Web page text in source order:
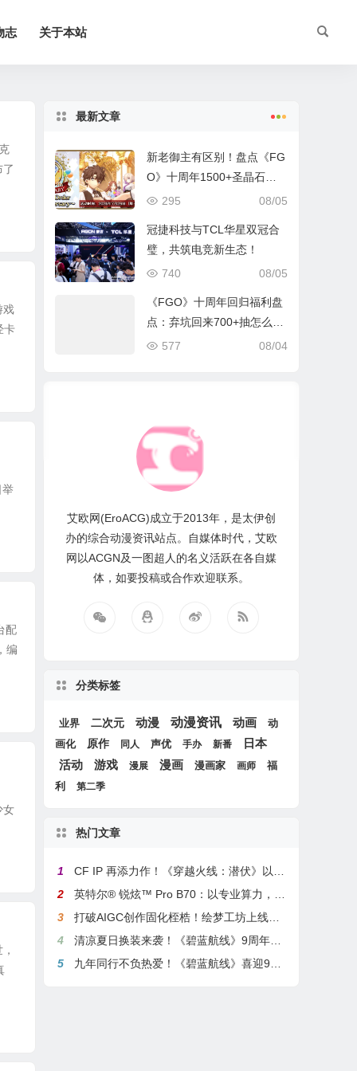
志 关于本站
戏
卡
举
配
编
女
最新文章
新老御主有区别！盘点《FG
O》十周年1500+圣晶石福
利全部获取方式
08/05
295
冠捷科技与TCL华星双冠合
璧，共筑电竞新生态！
08/05
740
《FGO》十周年回归福利盘
点：弃坑回来700+抽怎么
拿？
08/04
577
艾欧网(EroACG)成立于2013年，是太伊创
办的综合动漫资讯站点。自媒体时代，艾欧
网以ACGN及一图超人的名义活跃在各自媒
体，如要投稿或合作欢迎联系。
分类标签
业界 二次元 动漫 动漫资讯 动画
动
画化
原作 同人 声优 手办 新番
日本
活动
游戏 漫展 漫画 漫画家 画师
福
利
第二季
热门文章
1
CF IP 再添力作！《穿越火线：潜伏》以3A叙事重塑战术潜行玩法
2
英特尔® 锐炫™ Pro B70：以专业算力，解锁本地化AI部署与生产力新基准
3
打破AIGC创作固化桎梏！绘梦工坊上线绘梦画布dreamo赋能全场景自由创作
4
清凉夏日换装来袭！《碧蓝航线》9周年庆典活动第二弹今日正式上线
5
九年同行不负热爱！《碧蓝航线》喜迎9周岁生日 双向奔赴共赴新程